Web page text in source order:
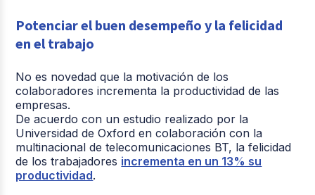
Potenciar el buen desempeño y la felicidad
en el trabajo
No es novedad que la motivación de los
colaboradores incrementa la productividad de las
empresas.
De acuerdo con un estudio realizado por la
Universidad de Oxford en colaboración con la
multinacional de telecomunicaciones BT, la felicidad
de los trabajadores incrementa en un 13% su
productividad.